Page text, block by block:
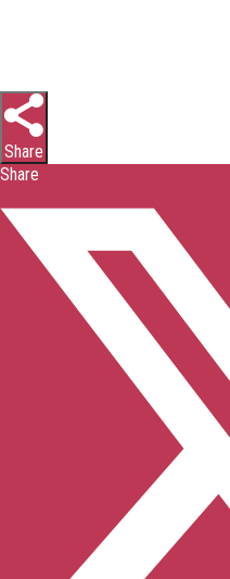
Share
Share